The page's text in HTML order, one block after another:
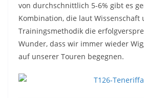
von durchschnittlich 5-6% gibt es
Kombination, die laut Wissenschaft
Trainingsmethodik die
Wunder, dass wir immer wieder
auf unserer Touren begegnen.